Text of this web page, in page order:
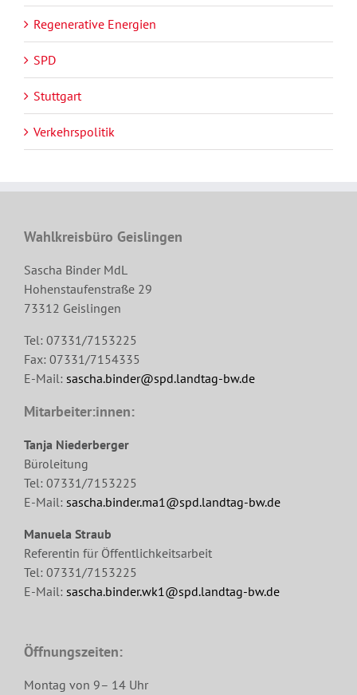
Regenerative Energien
SPD
Stuttgart
Verkehrspolitik
Wahlkreisbüro Geislingen
Sascha Binder MdL
Hohenstaufenstraße 29
73312 Geislingen
Tel: 07331/7153225
Fax: 07331/7154335
E-Mail: sascha.binder@spd.landtag-bw.de
Mitarbeiter:innen:
Tanja Niederberger
Büroleitung
Tel: 07331/7153225
E-Mail: sascha.binder.ma1@spd.landtag-bw.de
Manuela Straub
Referentin für Öffentlichkeitsarbeit
Tel: 07331/7153225
E-Mail: sascha.binder.wk1@spd.landtag-bw.de
Öffnungszeiten:
Montag von 9– 14 Uhr